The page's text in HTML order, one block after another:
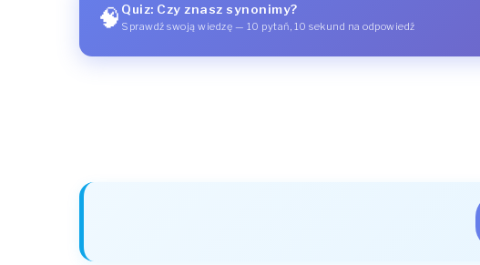
🧠 Quiz: Czy znasz synonimy?
Sprawdź swoją wiedzę — 10 pytań, 10 sekund na odpowiedź